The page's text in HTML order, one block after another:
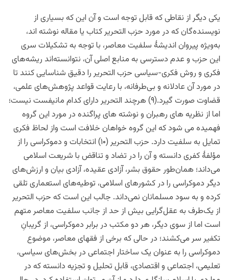
یکی دیگر از نقاطی که قابل توجه است و آن این که بسیاری از
نویسنده‌گان که در مورد حزب التحریر کتاب یا مقاله‌ نوشته اند،
به‌ویژه پیروان اندیشۀ سلفیت معاصر، با توجه به تشکیلات سری
این حزب و عدم دسترسی به ‌منابع اصلی آن، نتوانسته‌اند ریشه‌های
فکری و روش فکری-سیاسی حزب التحریر را دقیق شناسایی کنند تا
در مورد آن عادلانه و بی‌طرفانه، با رعایت قواعد پژوهش‌های علمی،
قضاوت صورت گیرد.(۹) هرچند التحریر دارای کدام مانیفست نیست؛
اما از نظریه های رهبران و نوشته های پراگنده در مورد این گروه
فهمیده می شود که این گروه خواهان خلافت است واز لحاظ فکری
تمایل به سلفیت دارد. حزب التحریر (۱۰) انتخابات و دموکراسی را از
مؤلفۀ کفری دانسته و آن را در تضاد و تناقض با شریعت اسلامی
می‌داند؛ همان‌طور حقوق بشر، آزادی عقیده، آزادی بیان و ارزش‌های
دیگر دموکراسی را در کشورهای اسلامی، توطیه‌های استعماری تلقی
کرده و به‌ سود مسلمانان نمی‌داند. جالب این است که حزب التحریر
از یک‌طرف به‌ عقل‌گرایی بیش از حد از جانب سلفیت معاصر متهم
است اما از سوی دیگر، هر دو مکتب در برابر دموکراسی، از گریبانِ
تکفیر سر می‌کشند؛ در حالی‌ که برخی از فقهای معاصر، موضوع
دموکراسی را به ‌عنوان یک‌ ساختار اجتماعی در بخش‌های سیاسی،
تعلیمی، اجتماعی و اقتصادی، قابل تحلیل و تجزیه دانسته که در